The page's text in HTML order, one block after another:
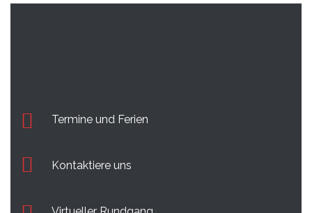
Termine und Ferien
Kontaktiere uns